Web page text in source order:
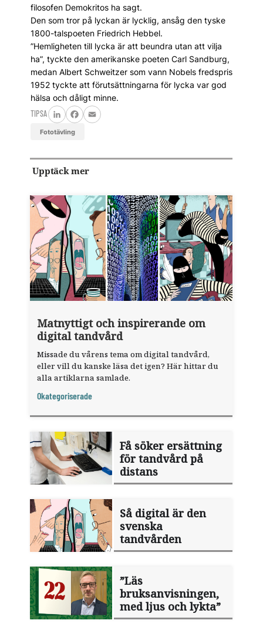
filosofen Demokritos ha sagt.
Den som tror på lyckan är lycklig, ansåg den tyske
1800-talspoeten Friedrich Hebbel.
”Hemligheten till lycka är att beundra utan att vilja
ha”, tyckte den amerikanske poeten Carl Sandburg,
medan Albert Schweitzer som vann Nobels fredspris
1952 tyckte att förutsättningarna för lycka var god
hälsa och dåligt minne.
TIPSA
LinkedInFacebook
Email
fototävling
Upptäck mer
Matnyttigt och inspirerande om
digital tandvård
Missade du vårens tema om digital tandvård,
eller vill du kanske läsa det igen? Här hittar du
alla artiklarna samlade.
Okategoriserade
Få söker ersättning
för tandvård på
distans
Så digital är den
svenska
tandvården
”Läs
bruksanvisningen,
med ljus och lykta”